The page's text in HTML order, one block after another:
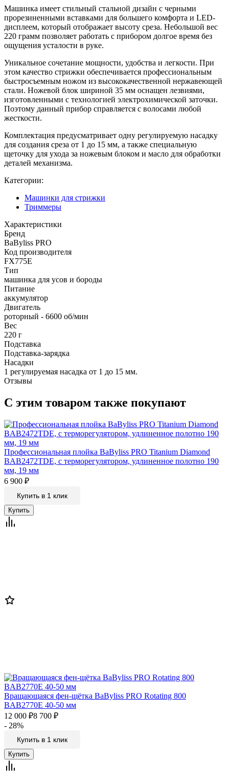
Машинка имеет стильный стальной дизайн с черными
прорезиненными вставками для большего комфорта и LED-
дисплеем, который отображает высоту среза. Небольшой вес
220 грамм позволяет работать с прибором долгое время без
ощущения усталости в руке.
Уникальное сочетание мощности, удобства и легкости. При
этом качество стрижки обеспечивается профессиональным
быстросъемным ножом из высококачественной нержавеющей
стали. Ножевой блок шириной 35 мм оснащен лезвиями,
изготовленными с технологией электрохимической заточки.
Поэтому данный прибор справляется с волосами любой
жесткости.
Комплектация предусматривает одну регулируемую насадку
для создания среза от 1 до 15 мм, а также специальную
щеточку для ухода за ножевым блоком и масло для обработки
деталей механизма.
Категории:
Машинки для стрижки
Триммеры
Характеристики
Бренд
BaByliss PRO
Код производителя
FX775E
Тип
машинка для усов и бороды
Питание
аккумулятор
Двигатель
роторный - 6600 об/мин
Вес
220 г
Подставка
Подставка-зарядка
Насадки
1 регулируемая насадка от 1 до 15 мм.
Отзывы
С этим товаром также покупают
Профессиональная плойка BaByliss PRO Titanium Diamond
BAB2472TDE, с терморегулятором, удлиненное полотно 190
мм, 19 мм
6 900 ₽
Купить в 1 клик
Вращающаяся фен-щётка BaByliss PRO Rotating 800
BAB2770E 40-50 мм
12 000 ₽8 700 ₽
- 28%
Купить в 1 клик